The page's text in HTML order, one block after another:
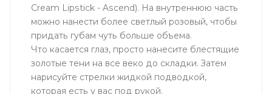
Cream Lipstick - Ascend). На внутреннюю часть
можно нанести более светлый розовый, чтобы
придать губам чуть больше объема.
Что касается глаз, просто нанесите блестящие
золотые тени на все веко до складки. Затем
нарисуйте стрелки жидкой подводкой,
которая есть у вас под рукой.